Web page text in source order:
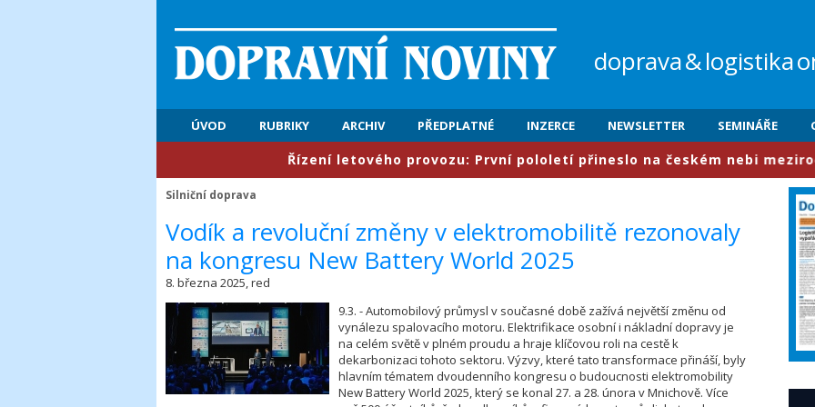
doprava&logistika
ÚVOD RUBRIKY ARCHIV PŘEDPLATNÉ INZERCE NEWSLETTER SEMINÁŘE
​Řízení letového provozu: První pololetí přineslo na českém nebi meziročně nárůst
Silniční doprava
​Vodík a revoluční změny v elektromobilitě rezonovaly
na kongresu New Battery World 2025
8. března 2025, red
9.3. - Automobilový průmysl v současné době zažívá největší změnu od
vynálezu spalovacího motoru. Elektrifikace osobní i nákladní dopravy je
na celém světě v plném proudu a hraje klíčovou roli na cestě k
dekarbonizaci tohoto sektoru. Výzvy, které tato transformace přináší, byly
hlavním tématem dvoudenního kongresu o budoucnosti elektromobility
New Battery World 2025, který se konal 27. a 28. února v Mnichově. Více